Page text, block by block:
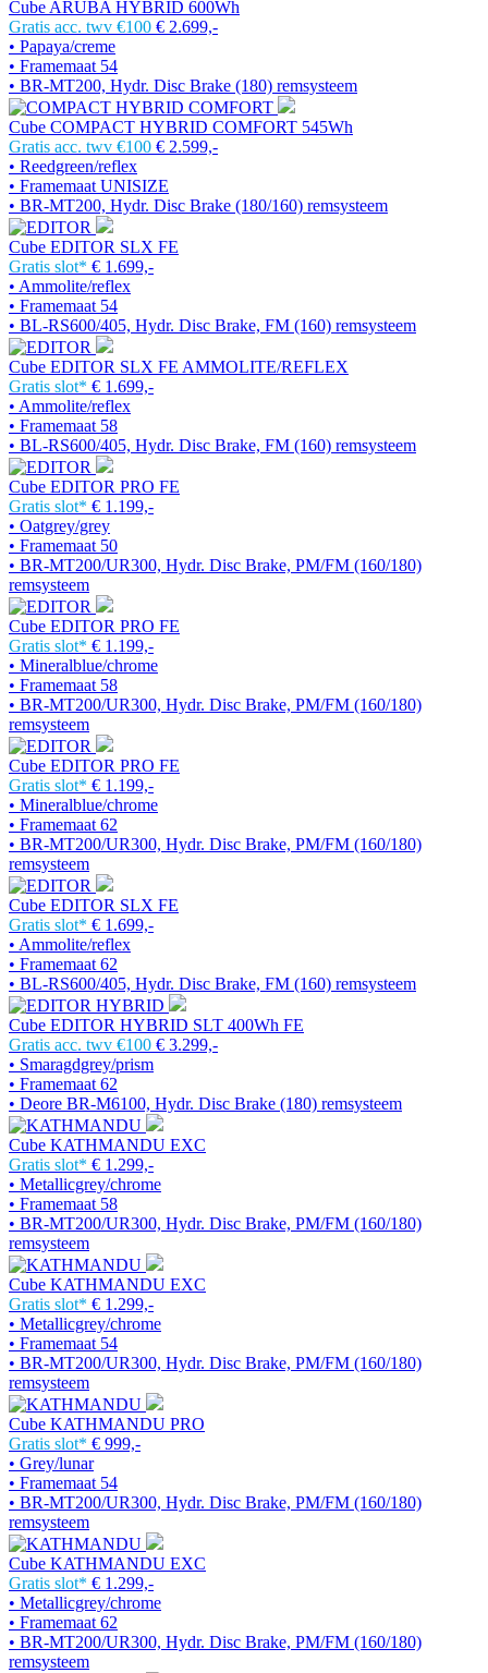
Cube ARUBA HYBRID 600Wh
Gratis acc. twv €100 € 2.699,-
• Papaya/creme
• Framemaat 54
• BR-MT200, Hydr. Disc Brake (180) remsysteem
Cube COMPACT HYBRID COMFORT 545Wh
Gratis acc. twv €100 € 2.599,-
• Reedgreen/reflex
• Framemaat UNISIZE
• BR-MT200, Hydr. Disc Brake (180/160) remsysteem
Cube EDITOR SLX FE
Gratis slot* € 1.699,-
• Ammolite/reflex
• Framemaat 54
• BL-RS600/405, Hydr. Disc Brake, FM (160) remsysteem
Cube EDITOR SLX FE AMMOLITE/REFLEX
Gratis slot* € 1.699,-
• Ammolite/reflex
• Framemaat 58
• BL-RS600/405, Hydr. Disc Brake, FM (160) remsysteem
Cube EDITOR PRO FE
Gratis slot* € 1.199,-
• Oatgrey/grey
• Framemaat 50
• BR-MT200/UR300, Hydr. Disc Brake, PM/FM (160/180)
remsysteem
Cube EDITOR PRO FE
Gratis slot* € 1.199,-
• Mineralblue/chrome
• Framemaat 58
• BR-MT200/UR300, Hydr. Disc Brake, PM/FM (160/180)
remsysteem
Cube EDITOR PRO FE
Gratis slot* € 1.199,-
• Mineralblue/chrome
• Framemaat 62
• BR-MT200/UR300, Hydr. Disc Brake, PM/FM (160/180)
remsysteem
Cube EDITOR SLX FE
Gratis slot* € 1.699,-
• Ammolite/reflex
• Framemaat 62
• BL-RS600/405, Hydr. Disc Brake, FM (160) remsysteem
Cube EDITOR HYBRID SLT 400Wh FE
Gratis acc. twv €100 € 3.299,-
• Smaragdgrey/prism
• Framemaat 62
• Deore BR-M6100, Hydr. Disc Brake (180) remsysteem
Cube KATHMANDU EXC
Gratis slot* € 1.299,-
• Metallicgrey/chrome
• Framemaat 58
• BR-MT200/UR300, Hydr. Disc Brake, PM/FM (160/180)
remsysteem
Cube KATHMANDU EXC
Gratis slot* € 1.299,-
• Metallicgrey/chrome
• Framemaat 54
• BR-MT200/UR300, Hydr. Disc Brake, PM/FM (160/180)
remsysteem
Cube KATHMANDU PRO
Gratis slot* € 999,-
• Grey/lunar
• Framemaat 54
• BR-MT200/UR300, Hydr. Disc Brake, PM/FM (160/180)
remsysteem
Cube KATHMANDU EXC
Gratis slot* € 1.299,-
• Metallicgrey/chrome
• Framemaat 62
• BR-MT200/UR300, Hydr. Disc Brake, PM/FM (160/180)
remsysteem